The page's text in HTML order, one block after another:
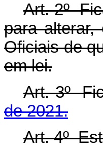
Art. 2º
para
Oficiais de
em lei.
Art. 3º
de 2021.
Art. 4º